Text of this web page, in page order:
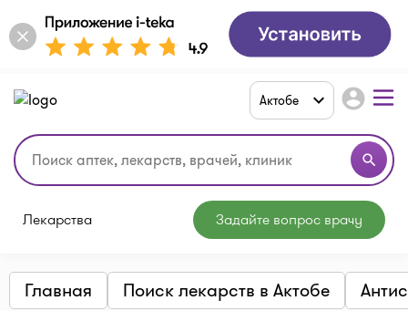
search
Актобе account_circle
Лекарства Задайте вопрос врачу
Главная Поиск лекарств в Актобе